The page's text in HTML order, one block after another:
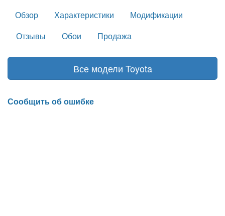
Обзор
Характеристики
Модификации
Отзывы
Обои Продажа
Все модели Toyota
Сообщить об ошибке